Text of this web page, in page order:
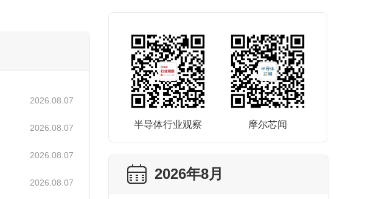
2026.08.07
2026.08.07
2026.08.07
2026.08.07
半导体行业观察 摩尔芯闻
2026年8月